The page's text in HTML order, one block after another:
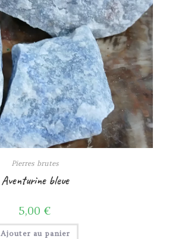
Pierres brutes
Aventurine bleue
5,00€
Ajouter au panier